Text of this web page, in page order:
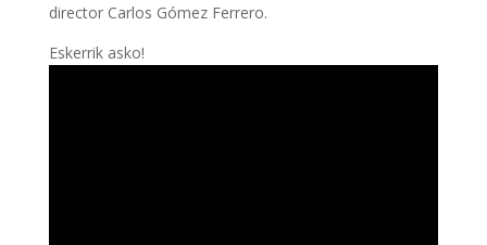
director Carlos Gómez Ferrero.
Eskerrik asko!